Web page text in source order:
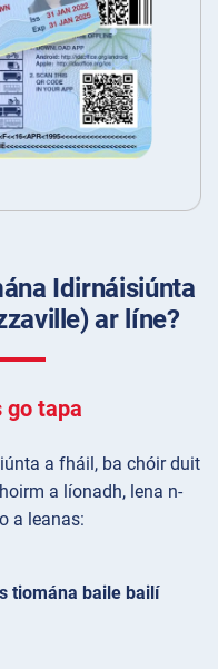
Idirnáisiúnta
ar líne?
go tapa
a fháil, ba chóir duit
a líonadh, lena n-
a leanas:
tiomána baile bailí